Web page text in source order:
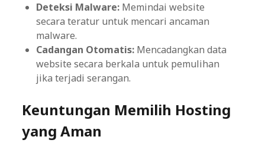
Deteksi Malware: Memindai website
secara teratur untuk mencari ancaman
malware.
Cadangan Otomatis: Mencadangkan data
website secara berkala untuk pemulihan
jika terjadi serangan.
Keuntungan Memilih Hosting
yang Aman